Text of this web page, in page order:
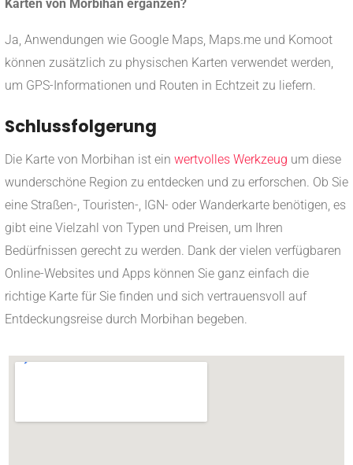
Karten von Morbihan ergänzen?
Ja, Anwendungen wie Google Maps, Maps.me und Komoot
können zusätzlich zu physischen Karten verwendet werden,
um GPS-Informationen und Routen in Echtzeit zu liefern.
Schlussfolgerung
Die Karte von Morbihan ist ein wertvolles Werkzeug um diese
wunderschöne Region zu entdecken und zu erforschen. Ob Sie
eine Straßen-, Touristen-, IGN- oder Wanderkarte benötigen, es
gibt eine Vielzahl von Typen und Preisen, um Ihren
Bedürfnissen gerecht zu werden. Dank der vielen verfügbaren
Online-Websites und Apps können Sie ganz einfach die
richtige Karte für Sie finden und sich vertrauensvoll auf
Entdeckungsreise durch Morbihan begeben.